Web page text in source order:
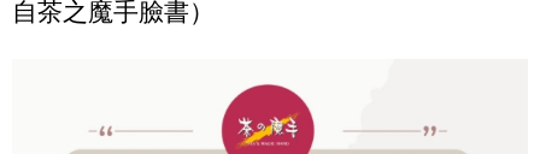
自茶之魔手臉書）